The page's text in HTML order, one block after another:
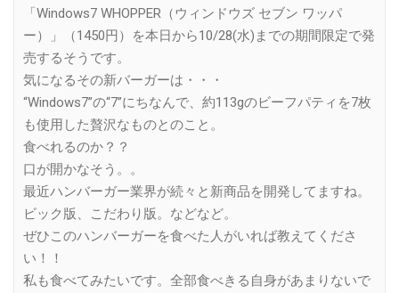
「Windows7 WHOPPER（ウィンドウズ セブン ワッパ
ー）」（1450円）を本日から10/28(水)までの期間限定で発
売するそうです。
気になるその新バーガーは・・・
“Windows7”の“7”にちなんで、約113gのビーフパティを7枚
も使用した贅沢なものとのこと。
食べれるのか？？
口が開かなそう。。
最近ハンバーガー業界が続々と新商品を開発してますね。
ビック版、こだわり版。などなど。
ぜひこのハンバーガーを食べた人がいれば教えてくださ
い！！
私も食べてみたいです。全部食べきる自身があまりないで